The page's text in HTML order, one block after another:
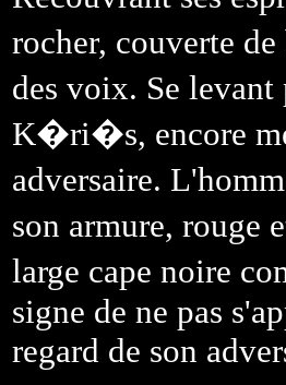
rocher, couverte
des voix. Se
K�ri�s, encore
adversaire.
son armure,
large cape noire
signe de ne pas
regard de son